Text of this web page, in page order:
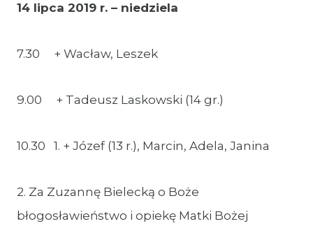
14 lipca 2019 r. – niedziela
7.30 + Wacław, Leszek
9.00 + Tadeusz Laskowski (14 gr.)
10.30 1. + Józef (13 r.), Marcin, Adela, Janina
2. Za Zuzannę Bielecką o Boże
błogosławieństwo i opiekę Matki Bożej